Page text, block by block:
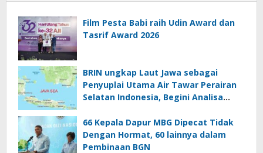
Film Pesta Babi raih Udin Award dan
Tasrif Award 2026
BRIN ungkap Laut Jawa sebagai
Penyuplai Utama Air Tawar Perairan
Selatan Indonesia, Begini Analisa
66 Kepala Dapur MBG Dipecat Tidak
Dengan Hormat, 60 lainnya dalam
Pembinaan BGN